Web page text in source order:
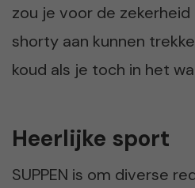
zou je voor de
shorty aan kunnen
koud als je toch in het
Heerlijke sport
SUPPEN is om diverse